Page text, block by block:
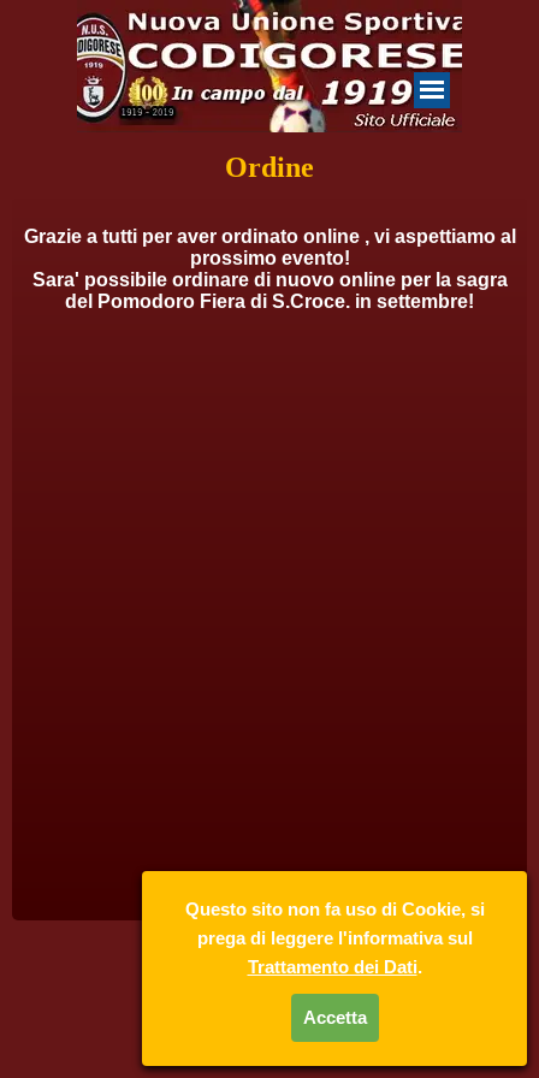
Ordine
Grazie a tutti per aver ordinato online , vi aspettiamo al
prossimo evento!
Sara' possibile ordinare di nuovo online per la sagra
del Pomodoro Fiera di S.Croce. in settembre!
Questo sito non fa uso di Cookie, si
prega di leggere l'informativa sul
Trattamento dei Dati.
Accetta